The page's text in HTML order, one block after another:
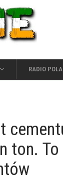
RADIO
ton.